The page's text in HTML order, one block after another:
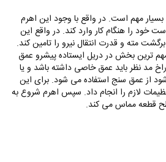
بسیار مهم است‌. در واقع با وجود این اهرم
را هنگام کار وارد کند‌. در واقع این
مته و قدرت انتقال نیرو را تامین کند.
ترین بخش در دریل ایستاده پیشرو عمق
مد نظر باید عمق خاصی داشته باشد و یا
از عمق سنج استفاده می شود. برای این
لازم را انجام داد. سپس اهرم شروع به
قطعه مماس می کند.